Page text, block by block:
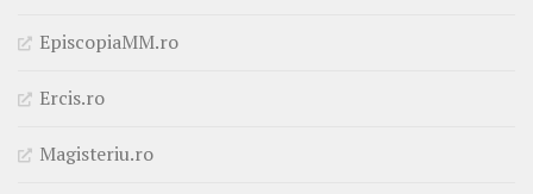
EpiscopiaMM.ro
Ercis.ro
Magisteriu.ro